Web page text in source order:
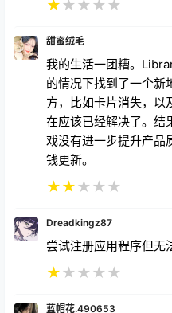
★★ ★ ★ ★
甜蜜绒毛
我的生活一团糟。
的情况下找到了一个新
方，比如卡片消失，以
在应该已经解决了。结
戏没有进一步提升产品
钱更新。
★★★ ★ ★
Dreadkingz87
尝试注册应用程序但无
★★ ★ ★ ★
蓝帽花.490653